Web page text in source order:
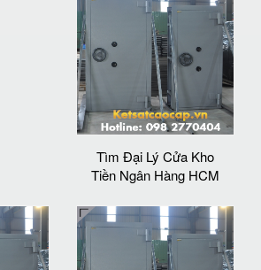
Tìm Đại Lý Cửa Kho
Tiền Ngân Hàng HCM